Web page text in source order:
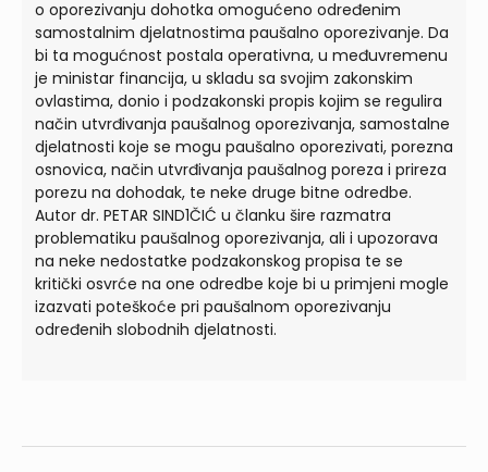
o oporezivanju dohotka omogućeno određenim
samostalnim djelatnostima paušalno oporezivanje. Da
bi ta mogućnost postala operativna, u međuvremenu
je ministar financija, u skladu sa svojim zakonskim
ovlastima, donio i podzakonski propis kojim se regulira
način utvrđivanja paušalnog oporezivanja, samostalne
djelatnosti koje se mogu paušalno oporezivati, porezna
osnovica, način utvrđivanja paušalnog poreza i prireza
porezu na dohodak, te neke druge bitne odredbe.
Autor dr. PETAR SIND1ČIĆ u članku šire razmatra
problematiku paušalnog oporezivanja, ali i upozorava
na neke nedostatke podzakonskog propisa te se
kritički osvrće na one odredbe koje bi u primjeni mogle
izazvati poteškoće pri paušalnom oporezivanju
određenih slobodnih djelatnosti.